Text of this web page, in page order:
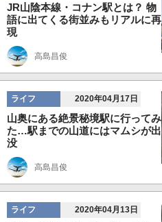
JR山陰本線・コナン駅とは？ 物
語に出てくる街並みもリアルに再
現
高島昌俊
ライフ 2020年04月17日
山奥にある絶景秘境駅に行ってみ
た…駅までの山道にはマムシが出
没
高島昌俊
ライフ 2020年04月13日